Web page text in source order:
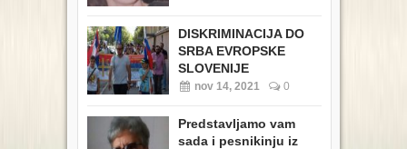
DISKRIMINACIJA DO
SRBA EVROPSKE
SLOVENIJE
nov 14, 2021 0
Predstavljamo vam
sada i pesnikinju iz